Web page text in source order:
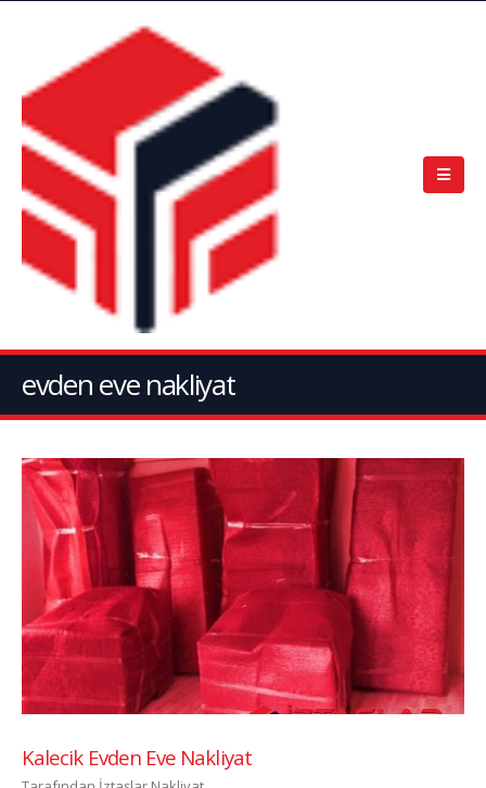
evden eve nakliyat
Kalecik Evden Eve Nakliyat